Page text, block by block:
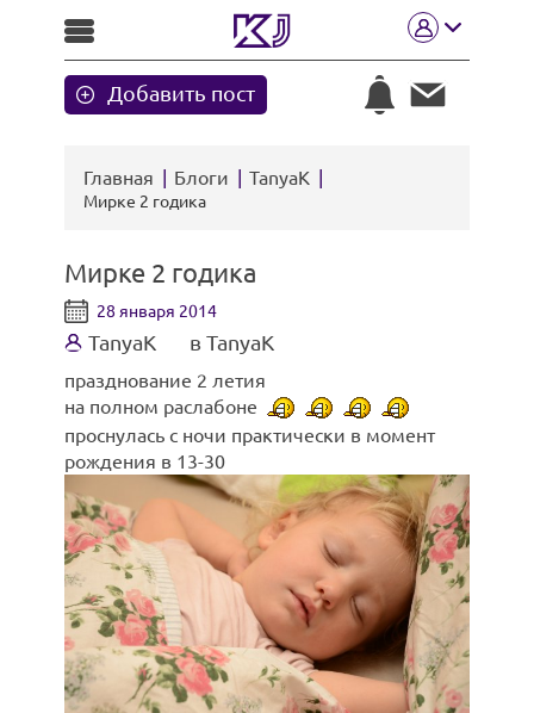
Добавить пост
Главная Блоги TanyaK
Мирке 2 годика
Мирке 2 годика
28 января 2014
TanyaK в TanyaK
празднование 2 летия
на полном раслабоне
проснулась с ночи практически в момент
рождения в 13-30